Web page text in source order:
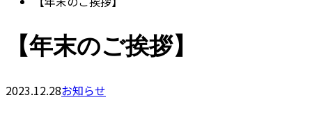
【年末のご挨拶】
2023.12.28お知らせ